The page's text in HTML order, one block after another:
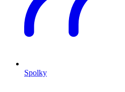
Spolky